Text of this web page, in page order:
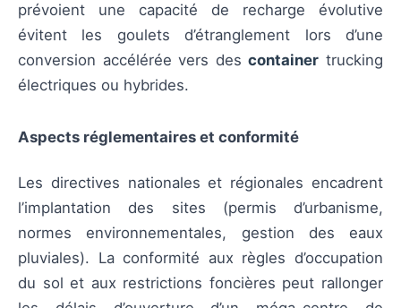
prévoient une capacité de recharge évolutive
évitent les goulets d’étranglement lors d’une
conversion accélérée vers descontainer trucking
électriques ou hybrides.
Aspects réglementaires et conformité
Les directives nationales et régionales encadrent
l’implantation des sites (permis d’urbanisme,
normes environnementales, gestion des eaux
pluviales). La conformité aux règles d’occupation
du sol et aux restrictions foncières peut rallonger